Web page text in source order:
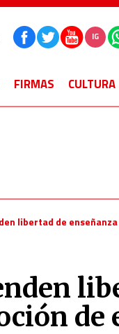
IG
FIRMAS CULTURA
libertad de
de